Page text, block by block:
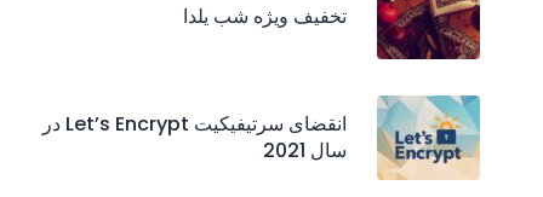
تخفیف ویژه شب یلدا
انقضای سرتیفیکیت‌ Let’s Encrypt در
سال 2021